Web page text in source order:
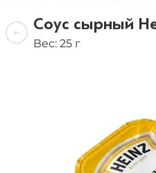
Соус сырный
Вес: 25 г